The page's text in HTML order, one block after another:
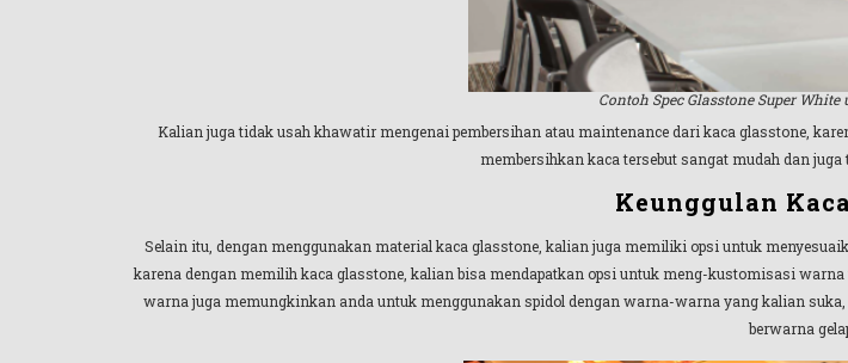
Contoh Spec Glasstone Super
Kalian juga tidak usah khawatir mengenai pembersihan atau maintenance dari kaca glasstone,
membersihkan kaca tersebut sangat mudah dan
Keunggulan
Selain itu, dengan menggunakan material kaca glasstone, kalian juga memiliki opsi untuk
karena dengan memilih kaca glasstone, kalian bisa mendapatkan opsi untuk meng-kustomisasi
warna juga memungkinkan anda untuk menggunakan spidol dengan warna-warna yang kalian
berwarna